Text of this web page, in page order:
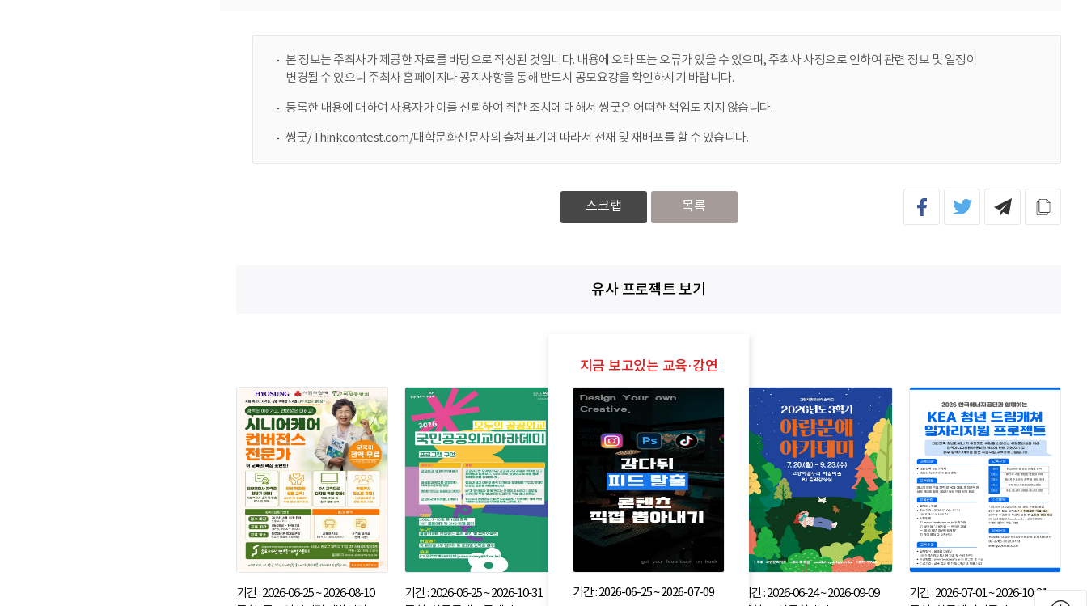
본 정보는 주최사가 제공한 자료를 바탕으로 작성된 것입니다. 내용에 오타 또는 오류가 있을 수 있으며, 주최사 사정으로 인하여 관련 정보 및 일정이
변경될 수 있으니 주최사 홈페이지나 공지사항을 통해 반드시 공모요강을 확인하시기 바랍니다.
등록한 내용에 대하여 사용자가 이를 신뢰하여 취한 조치에 대해서 씽굿은 어떠한 책임도 지지 않습니다.
씽굿/Thinkcontest.com/대학문화신문사의 출처표기에 따라서 전재 및 재배포를 할 수 있습니다.
스크랩 목록
유사 프로젝트 보기
기간 : 2026-06-25 ~ 2026-08-10
기간 : 2026-06-25 ~ 2026-10-31
기간 : 2026-06-25 ~ 2026-07-09
기간 : 2026-06-24 ~ 2026-09-09
기간 : 2026-07-01 ~ 2026-10-31